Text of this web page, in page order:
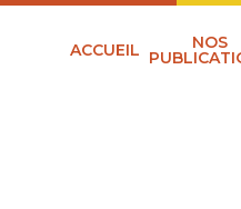
ACCUEIL NOS